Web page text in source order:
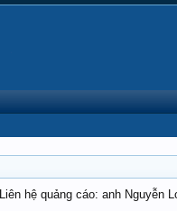
Liên hệ quảng cáo: anh Nguyễn